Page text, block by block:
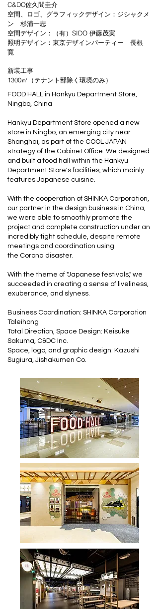
C&DC佐久間圭介
空間、ロゴ、グラフィックデザイン：ジシャクメ
ン 杉浦一志
空間デザイン：（有）SIDO 伊藤茂実
照明デザイン：東京デザインパーティー 長根
寛
新装工事
1300㎡（テナント部除く環境のみ）
FOOD HALL in Hankyu Department Store,
Ningbo, China
Hankyu Department Store opened a new
store in Ningbo, an emerging city near
Shanghai, as part of the COOL JAPAN
strategy of the Cabinet Office. We designed
and built a food hall within the Hankyu
Department Store's facilities, which mainly
features Japanese cuisine.
With the cooperation of SHINKA Corporation,
our partner in the design business in China,
we were able to smoothly promote the
project and complete construction under an
incredibly tight schedule, despite remote
meetings and coordination using
the Corona disaster.
With the theme of "Japanese festivals," we
succeeded in creating a sense of liveliness,
exuberance, and slyness.
Business Coordination: SHINKA Corporation
Taleihong
Total Direction, Space Design: Keisuke
Sakuma, C&DC Inc.
Space, logo, and graphic design: Kazushi
Sugiura, Jishakumen Co.